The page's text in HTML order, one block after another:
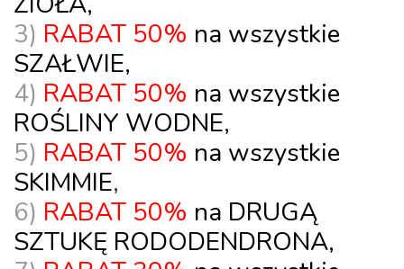
3) RABAT 50% na wszystkie
SZAŁWIE,
4) RABAT 50% na wszystkie
ROŚLINY WODNE,
5) RABAT 50% na wszystkie
SKIMMIE,
6) RABAT 50% na DRUGĄ
SZTUKĘ RODODENDRONA,